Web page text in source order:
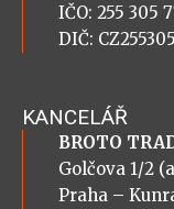
IČO: 255 305
DIČ:
KANCELÁŘ
BROTO
Golčova 1/2
Praha –